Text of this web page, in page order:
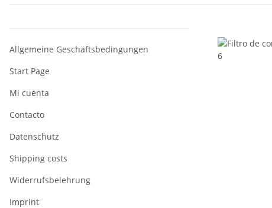
Allgemeine Geschäftsbedingungen
Start Page
Mi cuenta
Contacto
Datenschutz
Shipping costs
Widerrufsbelehrung
Imprint